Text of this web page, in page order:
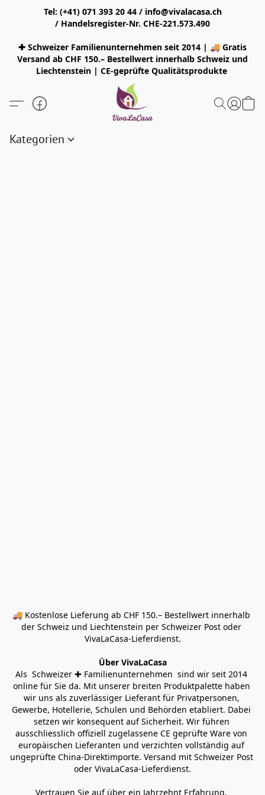
Tel: (+41) 071 393 20 44 / info@vivalacasa.ch
/ Handelsregister-Nr. CHE-221.573.490
✚ Schweizer Familienunternehmen seit 2014 | 🚚 Gratis
Versand ab CHF 150.– Bestellwert innerhalb Schweiz und
Liechtenstein | CE-geprüfte Qualitätsprodukte
Kategorien
🚚 Kostenlose Lieferung ab CHF 150.– Bestellwert innerhalb
der Schweiz und Liechtenstein per Schweizer Post oder
VivaLaCasa-Lieferdienst.
Über VivaLaCasa
Als  Schweizer ✚ Familienunternehmen  sind wir seit 2014
online für Sie da. Mit unserer breiten Produktpalette haben
wir uns als zuverlässiger Lieferant für Privatpersonen,
Gewerbe, Hotellerie, Schulen und Behörden etabliert. Dabei
setzen wir konsequent auf Sicherheit. Wir führen
ausschliesslich offiziell zugelassene CE geprüfte Ware von
europäischen Lieferanten und verzichten vollständig auf
ungeprüfte China-Direktimporte. Versand mit Schweizer Post
oder VivaLaCasa-Lieferdienst.
Vertrauen Sie auf über ein Jahrzehnt Erfahrung,